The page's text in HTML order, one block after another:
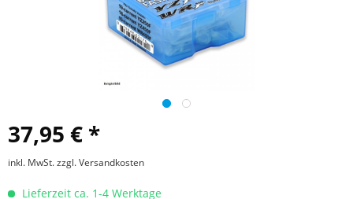
37,95 € *
inkl. MwSt.zzgl. Versandkosten
Lieferzeit ca. 1-4 Werktage